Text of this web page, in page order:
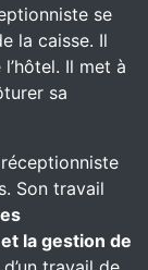
se
la caisse. Il
Il met à
sa
Son travail
la gestion de